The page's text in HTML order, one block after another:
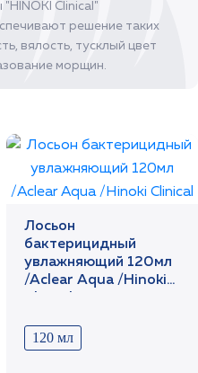
Clinical"
решение таких
вялость, тусклый цвет
морщин.
Лосьон
бактерицидный
увлажняющий 120мл
/Aclear Aqua /Hinoki
120 мл